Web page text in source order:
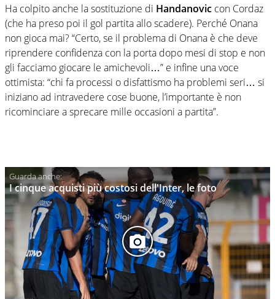
Ha colpito anche la sostituzione di Handanovic con Cordaz
(che ha preso poi il gol partita allo scadere). Perché Onana
non gioca mai? “Certo, se il problema di Onana è che deve
riprendere confidenza con la porta dopo mesi di stop e non
gli facciamo giocare le amichevoli…” e infine una voce
ottimista: “chi fa processi o disfattismo ha problemi seri… si
iniziano ad intravedere cose buone, l’importante è non
ricominciare a sprecare mille occasioni a partita”.
I cinque acquisti più costosi dell'Inter, le foto